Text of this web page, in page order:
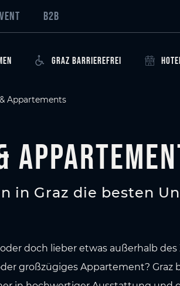
B2B
GRAZ BARRIEREFREI
Appartements
in Graz die besten
doch lieber etwas außerhalb
großzügiges Appartement?